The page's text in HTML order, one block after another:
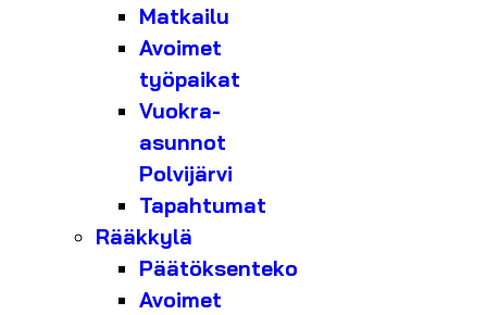
Matkailu
Avoimet
työpaikat
Vuokra-
asunnot
Polvijärvi
Tapahtumat
Rääkkylä
Päätöksenteko
Avoimet